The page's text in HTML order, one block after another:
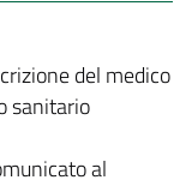
del medico
sanitario
al